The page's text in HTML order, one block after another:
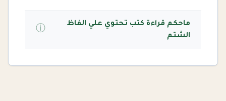
ماحكم قراءة كتب تحتوي علي الفاظ
الشتم
ⓘ